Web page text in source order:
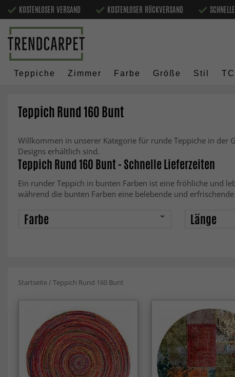
KOSTENLOSER VERSAND KOSTENLOSER RÜCKVERSAND
Teppiche Zimmer Farbe Größe Stil
Teppich Rund 160 Bunt
Willkommen in unserer Kategorie für runde Teppiche in der
Designs erhältlich sind.
Teppich Rund 160 Bunt - Schnelle Lieferzeiten
Ein runder Teppich in bunten Farben ist eine fröhliche und
während die bunten Farben eine belebende und
Farbe Länge
Startseite/Teppich Rund 160 Bunt